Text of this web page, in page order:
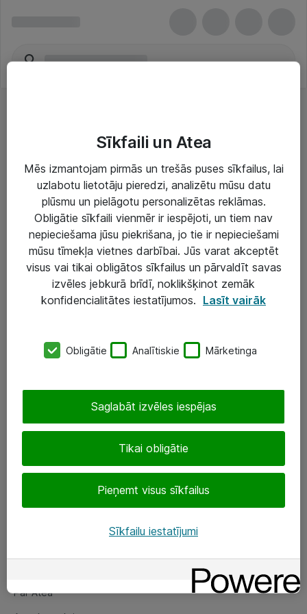
Risinājumi & Pakalpojumi
IT serviss un atbalsts
IT infrastruktūra
Darba vietu IT risinājumi
Serveri un datu centri
SIA „ATEA”
eShop@atea.lv
Sekojiet mums
Par Atea
Par Atea
Sīkfaili un Atea
Mēs izmantojam pirmās un trešās puses sīkfailus, lai
uzlabotu lietotāju pieredzi, analizētu mūsu datu
plūsmu un pielāgotu personalizētas reklāmas.
Obligātie sīkfaili vienmēr ir iespējoti, un tiem nav
nepieciešama jūsu piekrišana, jo tie ir nepieciešami
mūsu tīmekļa vietnes darbībai. Jūs varat akceptēt
visus vai tikai obligātos sīkfailus un pārvaldīt savas
izvēles jebkurā brīdī, noklikšķinot zemāk
konfidencialitātes iestatījumos. Lasīt vairāk
Obligātie Analītiskie Mārketinga
Tikai obligātie
Pieņemt visus sīkfailus
Saglabāt izvēles iespējas
Sīkfailu iestatījumi